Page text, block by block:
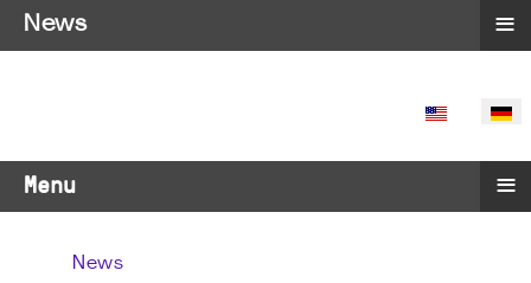
SPRACHE
Menu ≡
News
News ≡